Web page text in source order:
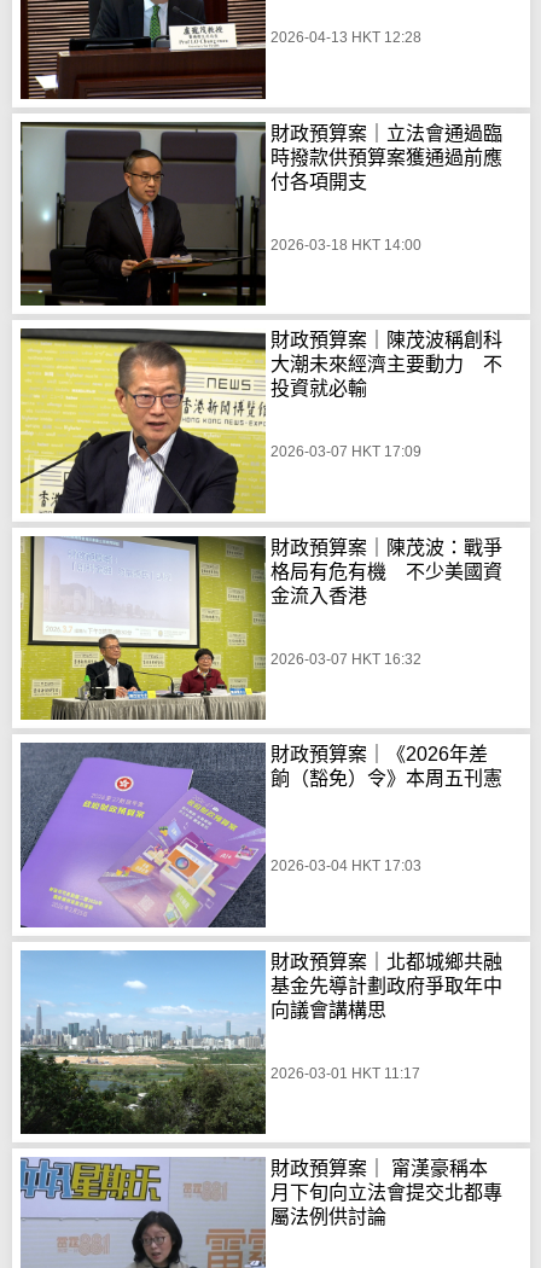
2026-04-13 HKT 12:28
財政預算案｜立法會通過臨
時撥款供預算案獲通過前應
付各項開支
2026-03-18 HKT 14:00
財政預算案｜陳茂波稱創科
大潮未來經濟主要動力 不
投資就必輸
2026-03-07 HKT 17:09
財政預算案｜陳茂波：戰爭
格局有危有機 不少美國資
金流入香港
2026-03-07 HKT 16:32
財政預算案｜《2026年差
餉（豁免）令》本周五刊憲
2026-03-04 HKT 17:03
財政預算案｜北都城鄉共融
基金先導計劃政府爭取年中
向議會講構思
2026-03-01 HKT 11:17
財政預算案｜ 甯漢豪稱本
月下旬向立法會提交北都專
屬法例供討論